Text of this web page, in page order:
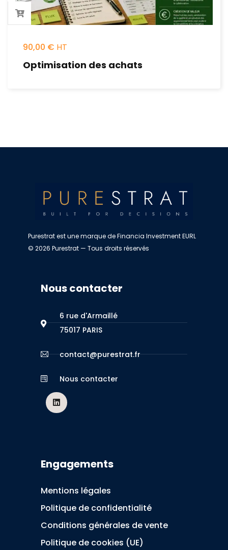
90,00 €
Optimisation des achats
Purestrat est une marque de Financia Investment EURL
© 2026 Purestrat — Tous droits réservés
Nous contacter
6 rue d'Armaillé
75017 PARIS
contact@purestrat.fr
Nous contacter
Engagements
Mentions légales
Politique de confidentialité
Conditions générales de vente
Politique de cookies (UE)